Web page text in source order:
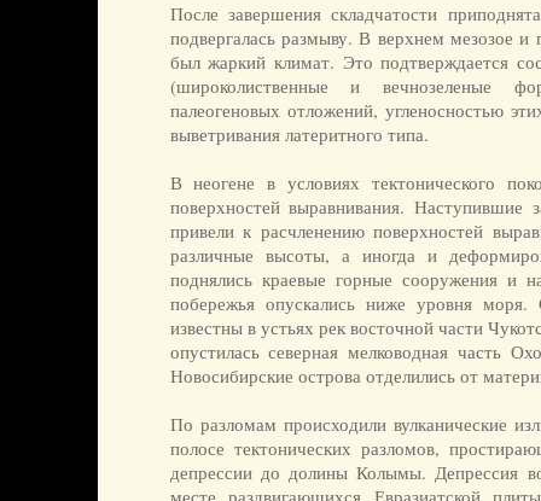
После завершения складчатости
подвергалась размыву. В верхнем мезозое и
был жаркий климат. Это подтверждается
(широколиственные и вечнозеленые
палеогеновых отложений, угленосностью
выветривания латеритного типа.
В неогене в условиях тектонического
поверхностей выравнивания. Наступившие
привели к расчленению поверхностей
различные высоты, а иногда и
поднялись краевые горные сооружения и
побережья опускались ниже уровня моря.
известны в устьях рек восточной части
опустилась северная мелководная часть
Новосибирские острова отделились от
По разломам происходили вулканические
полосе тектонических разломов,
депрессии до долины Колымы. Депрессия
месте раздвигающихся Евразиатской